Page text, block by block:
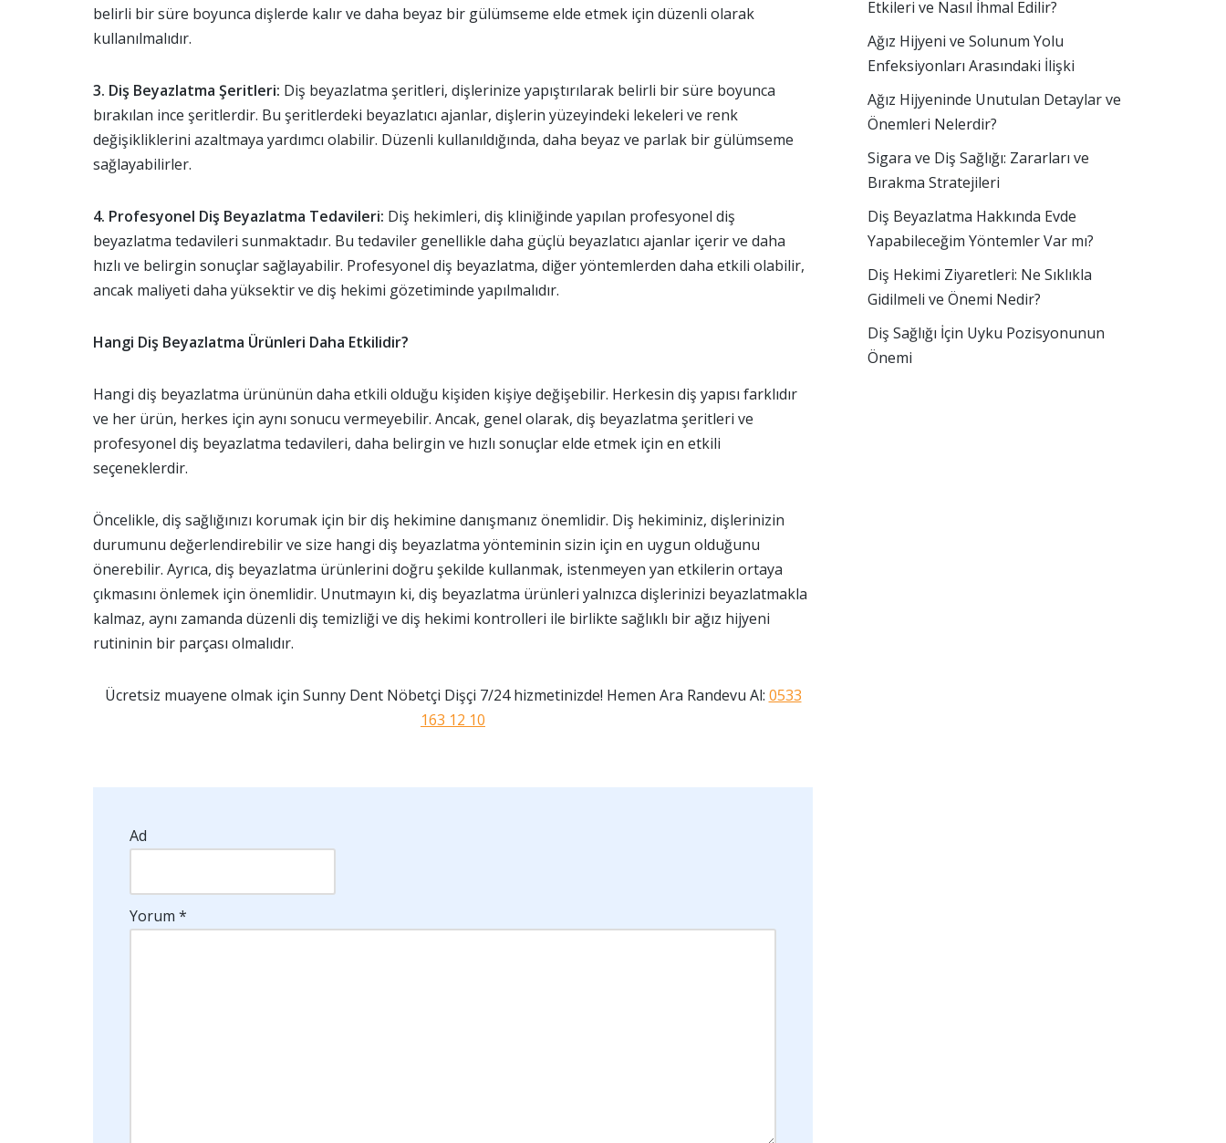
belirli bir süre boyunca dişlerde kalır ve daha beyaz bir gülümseme elde etmek için düzenli olarak
kullanılmalıdır.
3. Diş Beyazlatma Şeritleri: Diş beyazlatma şeritleri, dişlerinize yapıştırılarak belirli bir süre boyunca
bırakılan ince şeritlerdir. Bu şeritlerdeki beyazlatıcı ajanlar, dişlerin yüzeyindeki lekeleri ve renk
değişikliklerini azaltmaya yardımcı olabilir. Düzenli kullanıldığında, daha beyaz ve parlak bir gülümseme
sağlayabilirler.
4. Profesyonel Diş Beyazlatma Tedavileri: Diş hekimleri, diş kliniğinde yapılan profesyonel diş
beyazlatma tedavileri sunmaktadır. Bu tedaviler genellikle daha güçlü beyazlatıcı ajanlar içerir ve daha
hızlı ve belirgin sonuçlar sağlayabilir. Profesyonel diş beyazlatma, diğer yöntemlerden daha etkili olabilir,
ancak maliyeti daha yüksektir ve diş hekimi gözetiminde yapılmalıdır.
Hangi Diş Beyazlatma Ürünleri Daha Etkilidir?
Hangi diş beyazlatma ürününün daha etkili olduğu kişiden kişiye değişebilir. Herkesin diş yapısı farklıdır
ve her ürün, herkes için aynı sonucu vermeyebilir. Ancak, genel olarak, diş beyazlatma şeritleri ve
profesyonel diş beyazlatma tedavileri, daha belirgin ve hızlı sonuçlar elde etmek için en etkili
seçeneklerdir.
Öncelikle, diş sağlığınızı korumak için bir diş hekimine danışmanız önemlidir. Diş hekiminiz, dişlerinizin
durumunu değerlendirebilir ve size hangi diş beyazlatma yönteminin sizin için en uygun olduğunu
önerebilir. Ayrıca, diş beyazlatma ürünlerini doğru şekilde kullanmak, istenmeyen yan etkilerin ortaya
çıkmasını önlemek için önemlidir. Unutmayın ki, diş beyazlatma ürünleri yalnızca dişlerinizi beyazlatmakla
kalmaz, aynı zamanda düzenli diş temizliği ve diş hekimi kontrolleri ile birlikte sağlıklı bir ağız hijyeni
rutininin bir parçası olmalıdır.
Ücretsiz muayene olmak için Sunny Dent Nöbetçi Dişçi 7/24 hizmetinizde! Hemen Ara Randevu Al: 0533
163 12 10
Ad
Yorum *
Etkileri ve Nasıl İhmal Edilir?
Ağız Hijyeni ve Solunum Yolu
Enfeksiyonları Arasındaki İlişki
Ağız Hijyeninde Unutulan Detaylar ve
Önemleri Nelerdir?
Sigara ve Diş Sağlığı: Zararları ve
Bırakma Stratejileri
Diş Beyazlatma Hakkında Evde
Yapabileceğim Yöntemler Var mı?
Diş Hekimi Ziyaretleri: Ne Sıklıkla
Gidilmeli ve Önemi Nedir?
Diş Sağlığı İçin Uyku Pozisyonunun
Önemi